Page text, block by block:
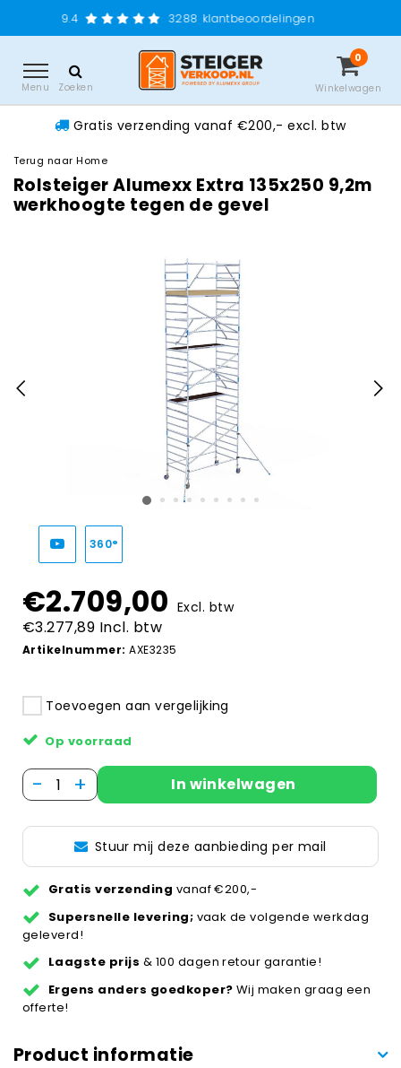
3288 klantbeoordelingen
Menu Zoeken
0
Winkelwagen
Gratis verzending vanaf €200,- excl. btw
Terug naar Home
Rolsteiger Alumexx Extra 135x250 9,2m
werkhoogte tegen de gevel
360°
€2.709,00 Excl. btw
€3.277,89 Incl. btw
Artikelnummer: AXE3235
Toevoegen aan vergelijking
Op voorraad
- + In winkelwagen
Stuur mij deze aanbieding per mail
Gratis verzending vanaf €200,-
Supersnelle levering; vaak de volgende werkdag
geleverd!
Laagste prijs & 100 dagen retour garantie!
Ergens anders goedkoper? Wij maken graag een
offerte!
Product informatie